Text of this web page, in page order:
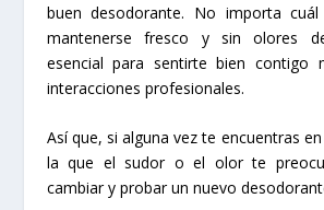
buen desodorante. No importa
mantenerse fresco y sin olores
esencial para sentirte bien contigo
interacciones profesionales.
Así que, si alguna vez te encuentras
la que el sudor o el olor te
cambiar y probar un nuevo